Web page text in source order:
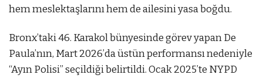
hem meslektaşlarını hem de ailesini yasa boğdu.
Bronx’taki 46. Karakol bünyesinde görev yapan De
Paula’nın, Mart 2026’da üstün performansı nedeniyle
“Ayın Polisi” seçildiği belirtildi. Ocak 2025’te NYPD